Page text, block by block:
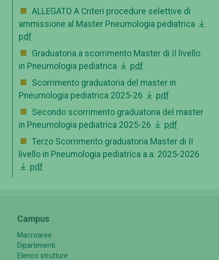
ALLEGATO A Criteri procedure selettive di
ammissione al Master Pneumologia pediatrica
pdf
Graduatoria a scorrimento Master di II livello
in Pneumologia pediatrica
pdf
Scorrimento graduatoria del master in
Pneumologia pediatrica 2025-26
pdf
Secondo scorrimento graduatoria del master
in Pneumologia pediatrica 2025-26
pdf
Terzo Scorrimento graduatoria Master di II
livello in Pneumologia pediatrica a.a. 2025-2026
pdf
Campus
Macroaree
Dipartimenti
Elenco strutture